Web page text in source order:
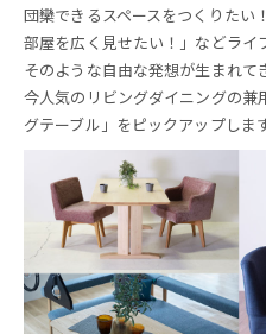
団欒できるスペースをつくりたい
部屋を広く見せたい！」などライ
そのような自由な発想が生まれて
今人気のリビングダイニングの
グテーブル」をピックアップしま